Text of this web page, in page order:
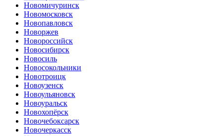
Новомичуринск
Новомосковск
Новопавловск
Новоржев
Новороссийск
Новосибирск
Новосиль
Новосокольники
Новотроицк
Новоузенск
Новоульяновск
Новоуральск
Новохопёрск
Новочебоксарск
Новочеркасск